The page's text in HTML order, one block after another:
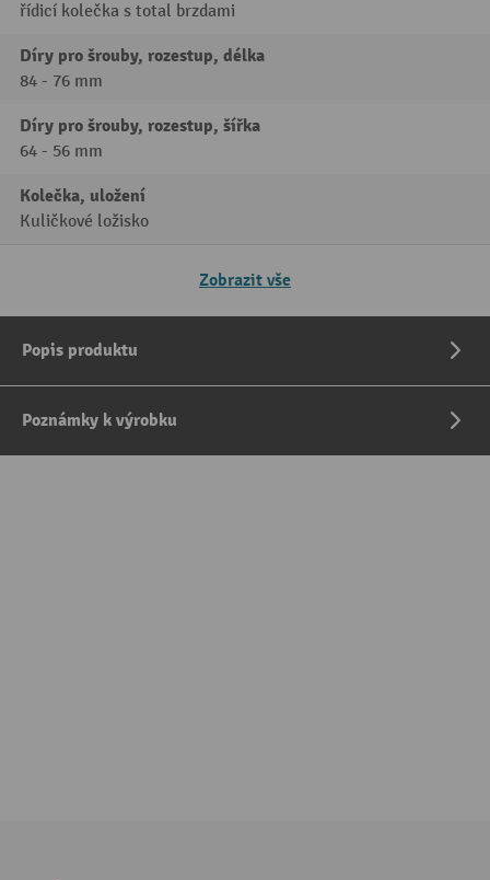
řídicí kolečka s total brzdami
Díry pro šrouby, rozestup, délka
84 - 76 mm
Díry pro šrouby, rozestup, šířka
64 - 56 mm
Kolečka, uložení
Kuličkové ložisko
Zobrazit vše
Popis produktu
Poznámky k výrobku